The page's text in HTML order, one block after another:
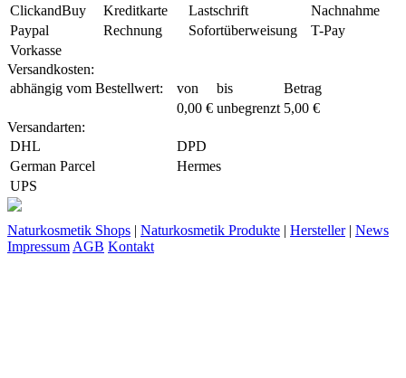
ClickandBuy
Kreditkarte Lastschrift
Nachnahme
Paypal
Rechnung Sofortüberweisung
T-Pay
Vorkasse
Versandkosten:
abhängig vom Bestellwert:
von bis
Betrag
0,00 € unbegrenzt 5,00 €
Versandarten:
DHL
DPD
German Parcel
Hermes
UPS
Naturkosmetik Shops | Naturkosmetik Produkte | Hersteller| News
Impressum AGB Kontakt